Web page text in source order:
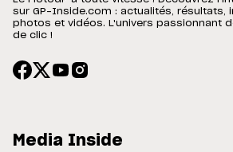
sur GP-Inside.com : actualités, résultats,
photos et vidéos. L'univers passionnant
de clic !
Media Inside